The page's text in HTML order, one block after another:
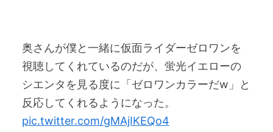
奥さんが僕と一緒に仮面ライダーゼロワンを
視聴してくれているのだが、蛍光イエローの
シエンタを見る度に「ゼロワンカラーだw」と
反応してくれるようになった。
pic.twitter.com/gMAjIKEQo4